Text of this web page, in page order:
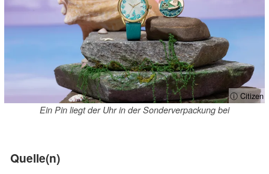
ⓘ Citizen
Ein Pin liegt der Uhr in der Sonderverpackung bei
Quelle(n)